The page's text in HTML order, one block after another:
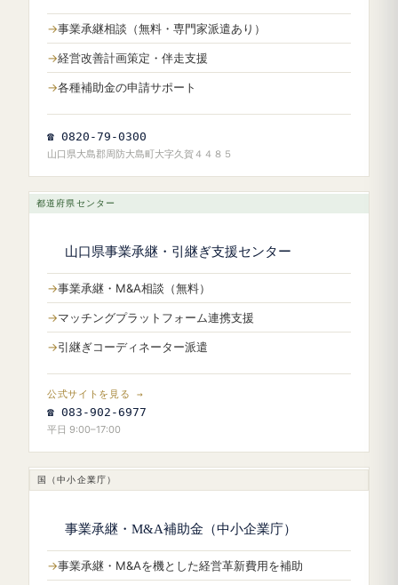
事業承継相談（無料・専門家派遣あり）
経営改善計画策定・伴走支援
各種補助金の申請サポート
☎ 0820-79-0300
山口県大島郡周防大島町大字久賀４４８５
都道府県センター
山口県事業承継・引継ぎ支援センター
事業承継・M&A相談（無料）
マッチングプラットフォーム連携支援
引継ぎコーディネーター派遣
公式サイトを見る →
☎ 083-902-6977
平日 9:00–17:00
国（中小企業庁）
事業承継・M&A補助金（中小企業庁）
事業承継・M&Aを機とした経営革新費用を補助